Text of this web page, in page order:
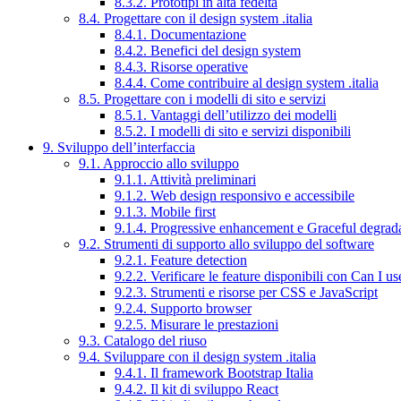
8.4. Progettare con il design system .italia
8.4.1. Documentazione
8.4.2. Benefici del design system
8.4.3. Risorse operative
8.4.4. Come contribuire al design system .italia
8.5. Progettare con i modelli di sito e servizi
8.5.1. Vantaggi dell’utilizzo dei modelli
8.5.2. I modelli di sito e servizi disponibili
9. Sviluppo dell’interfaccia
9.1. Approccio allo sviluppo
9.1.1. Attività preliminari
9.1.2. Web design responsivo e accessibile
9.1.3. Mobile first
9.1.4. Progressive enhancement e Graceful
9.2. Strumenti di supporto allo sviluppo del software
9.2.1. Feature detection
9.2.2. Verificare le feature disponibili con Can I
9.2.3. Strumenti e risorse per CSS e JavaScript
9.2.4. Supporto browser
9.2.5. Misurare le prestazioni
9.3. Catalogo del riuso
9.4. Sviluppare con il design system .italia
9.4.1. Il framework Bootstrap Italia
9.4.2. Il kit di sviluppo React